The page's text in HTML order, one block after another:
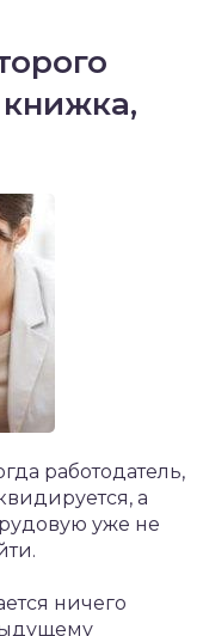
книжка,
работодатель,
а
уже не
ничего